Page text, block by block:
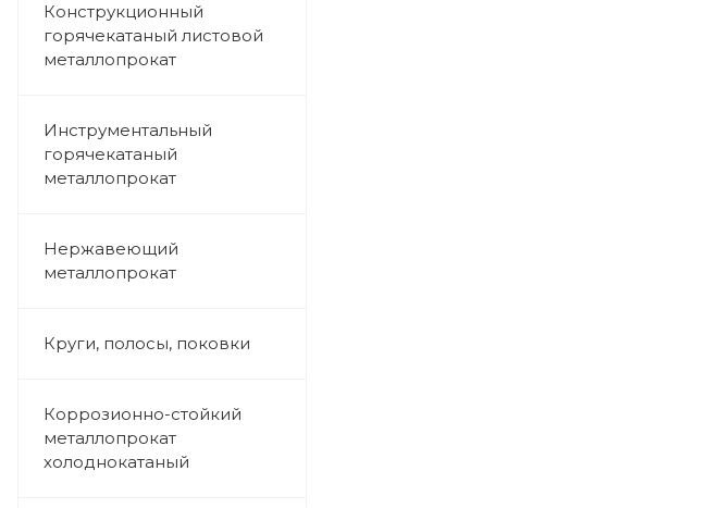
Конструкционный
горячекатаный листовой
металлопрокат
Инструментальный
горячекатаный
металлопрокат
Нержавеющий
металлопрокат
Круги, полосы, поковки
Коррозионно-стойкий
металлопрокат
холоднокатаный